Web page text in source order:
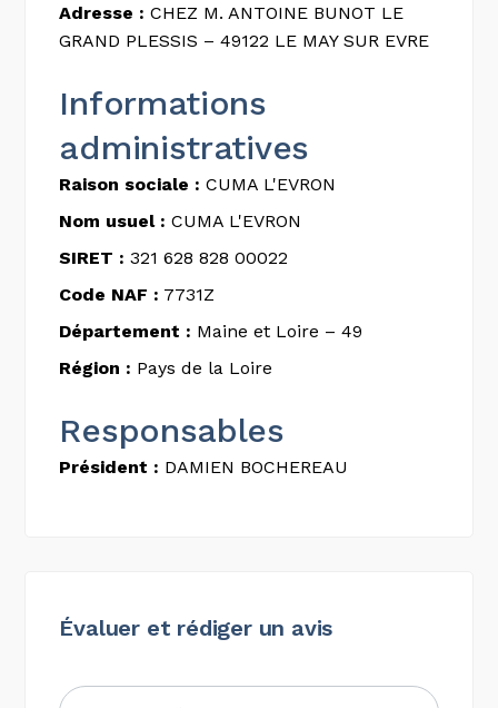
Adresse : CHEZ M. ANTOINE BUNOT LE
GRAND PLESSIS – 49122 LE MAY SUR EVRE
Informations
administratives
Raison sociale : CUMA L'EVRON
Nom usuel : CUMA L'EVRON
SIRET : 321 628 828 00022
Code NAF : 7731Z
Département : Maine et Loire – 49
Région : Pays de la Loire
Responsables
Président : DAMIEN BOCHEREAU
Évaluer et rédiger un avis